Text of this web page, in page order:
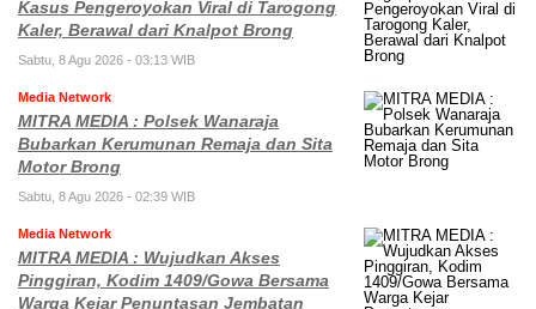
Kasus Pengeroyokan Viral di Tarogong
Kaler, Berawal dari Knalpot Brong
Sabtu, 8 Agu 2026 - 03:13 WIB
Media Network
MITRA MEDIA : Polsek Wanaraja
Bubarkan Kerumunan Remaja dan Sita
Motor Brong
Sabtu, 8 Agu 2026 - 02:39 WIB
Media Network
MITRA MEDIA : Wujudkan Akses
Pinggiran, Kodim 1409/Gowa Bersama
Warga Kejar Penuntasan Jembatan